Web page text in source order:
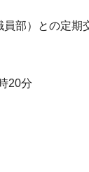
員部）との定期
20分